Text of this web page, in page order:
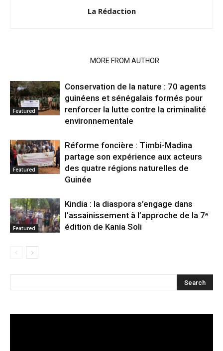
La Rédaction
MORE FROM AUTHOR
Featured
Conservation de la nature : 70 agents
guinéens et sénégalais formés pour
renforcer la lutte contre la criminalité
environnementale
Featured
Réforme foncière : Timbi-Madina
partage son expérience aux acteurs
des quatre régions naturelles de
Guinée
Featured
Kindia : la diaspora s’engage dans
l’assainissement à l’approche de la 7ᵉ
édition de Kania Soli